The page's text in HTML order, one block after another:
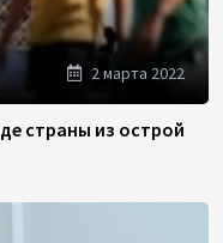
2 марта 2022
страны из острой